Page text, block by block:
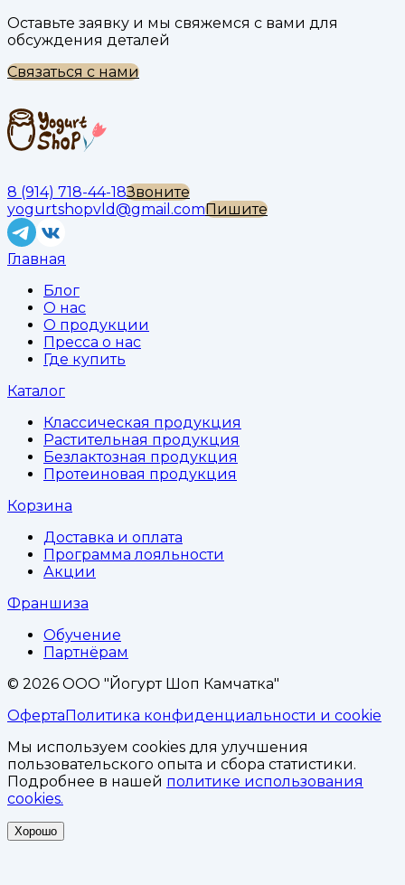
Оставьте заявку и мы свяжемся с вами для
обсуждения деталей
Связаться с нами
8 (914) 718-44-18Звоните
yogurtshopvld@gmail.comПишите
Главная
Блог
О нас
О продукции
Пресса о нас
Где купить
Каталог
Классическая продукция
Растительная продукция
Безлактозная продукция
Протеиновая продукция
Корзина
Доставка и оплата
Программа лояльности
Акции
Франшиза
Обучение
Партнёрам
© 2026 ООО "Йогурт Шоп Камчатка"
Оферта Политика конфиденциальности и cookie
Мы используем cookies для улучшения
пользовательского опыта и сбора статистики.
Подробнее в нашей политике использования
cookies.
Хорошо